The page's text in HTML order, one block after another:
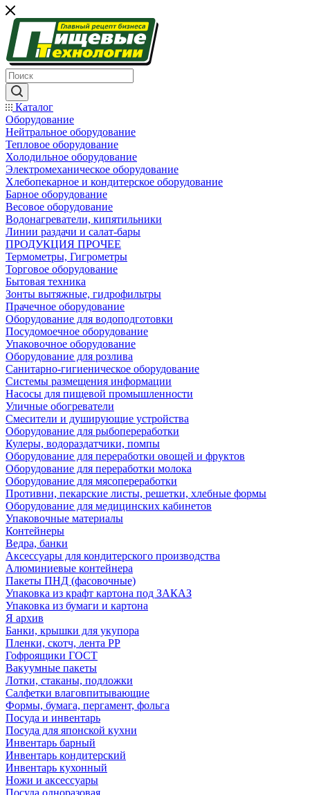
Каталог
Оборудование
Нейтральное оборудование
Тепловое оборудование
Холодильное оборудование
Электромеханическое оборудование
Хлебопекарное и кондитерское оборудование
Барное оборудование
Весовое оборудование
Водонагреватели, кипятильники
Линии раздачи и салат-бары
ПРОДУКЦИЯ ПРОЧЕЕ
Термометры, Гигрометры
Торговое оборудование
Бытовая техника
Зонты вытяжные, гидрофильтры
Прачечное оборудование
Оборудование для водоподготовки
Посудомоечное оборудование
Упаковочное оборудование
Оборудование для розлива
Санитарно-гигиеническое оборудование
Системы размещения информации
Насосы для пищевой промышленности
Уличные обогреватели
Смесители и душирующие устройства
Оборудование для рыбопереработки
Кулеры, водораздатчики, помпы
Оборудование для переработки овощей и фруктов
Оборудование для переработки молока
Оборудование для мясопереработки
Противни, пекарские листы, решетки, хлебные формы
Оборудование для медицинских кабинетов
Упаковочные материалы
Контейнеры
Ведра, банки
Аксессуары для кондитерского производства
Алюминиевые контейнера
Пакеты ПНД (фасовочные)
Упаковка из крафт картона под ЗАКАЗ
Упаковка из бумаги и картона
Я архив
Банки, крышки для укупора
Пленки, скотч, лента РР
Гофроящики ГОСТ
Вакуумные пакеты
Лотки, стаканы, подложки
Салфетки влаговпитывающие
Формы, бумага, пергамент, фольга
Посуда и инвентарь
Посуда для японской кухни
Инвентарь барный
Инвентарь кондитерский
Инвентарь кухонный
Ножи и аксессуары
Посуда одноразовая